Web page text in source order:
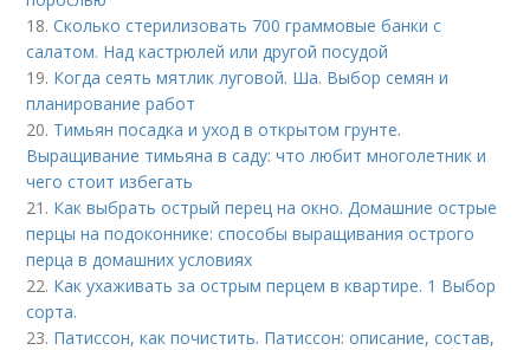
18.Сколько стерилизовать 700 граммовые банки с
салатом. Над кастрюлей или другой посудой
19. Когда сеять мятлик луговой. Ша. Выбор семян и
планирование работ
20. Тимьян посадка и уход в открытом грунте.
Выращивание тимьяна в саду: что любит многолетник и
чего стоит избегать
21. Как выбрать острый перец на окно. Домашние острые
перцы на подоконнике: способы выращивания острого
перца в домашних условиях
22. Как ухаживать за острым перцем в квартире. 1 Выбор
сорта.
23. Патиссон, как почистить. Патиссон: описание, состав,